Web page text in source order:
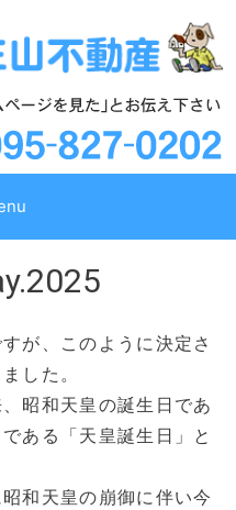
が、このように決定さ
した。
昭和天皇の誕生日であ
ある「天皇誕生日」と
和天皇の崩御に伴い今